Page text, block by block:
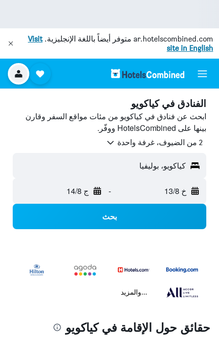
ar.hotelscombined.com متوفر أيضاً باللغة الإنجليزية.Visit
site in English
الفنادق في كياكويو
ابحث عن فنادق في كياكويو من مئات مواقع السفر وقارن
بينها على HotelsCombined ووفّر.
2 من الضيوف، غرفة واحدة
كياكويو، بوليفيا
خ 13/8 - ج 14/8
بحث
...والمزيد
حقائق حول الإقامة في كياكويو